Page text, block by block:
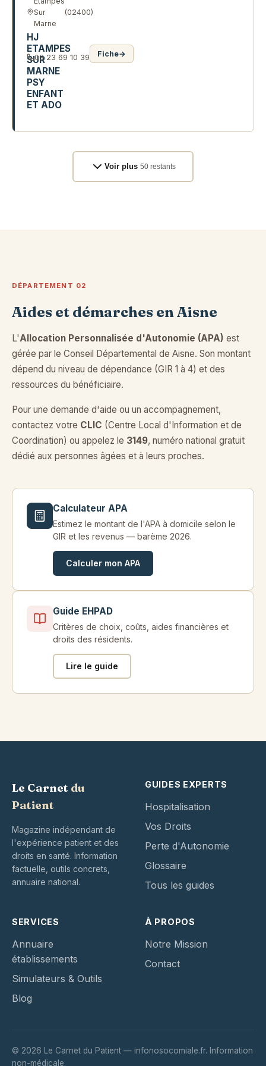
Sur
Marne
(02400)
HJ
ETAMPES
SUR
MARNE
PSY
ENFANT
ET ADO
03 23 69 10 39 Fiche→
Voir plus 50 restants
DÉPARTEMENT 02
Aides et démarches en Aisne
L'Allocation Personnalisée d'Autonomie (APA) est
gérée par le Conseil Départemental de Aisne. Son montant
dépend du niveau de dépendance (GIR 1 à 4) et des
ressources du bénéficiaire.
Pour une demande d'aide ou un accompagnement,
contactez votre CLIC (Centre Local d'Information et de
Coordination) ou appelez le 3149, numéro national gratuit
dédié aux personnes âgées et à leurs proches.
Calculateur APA
Estimez le montant de l'APA à domicile selon le
GIR et les revenus — barème 2026.
Calculer mon APA
Guide EHPAD
Critères de choix, coûts, aides financières et
droits des résidents.
Lire le guide
Le Carnet du
Patient
Magazine indépendant de
l'expérience patient et des
droits en santé. Information
factuelle, outils concrets,
annuaire national.
GUIDES EXPERTS
Hospitalisation
Vos Droits
Perte d'Autonomie
Glossaire
Tous les guides
SERVICES
Annuaire
établissements
Simulateurs & Outils
Blog
À PROPOS
Notre Mission
Contact
© 2026 Le Carnet du Patient — infonosocomiale.fr. Information
non-médicale.